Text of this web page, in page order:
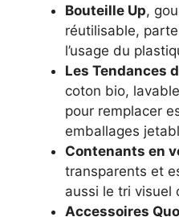
Bouteille Up,
réutilisable,
l’usage du
Les Tendances
coton bio,
pour remplacer
emballages
Contenants en
transparents et
aussi le tri visuel
Accessoires